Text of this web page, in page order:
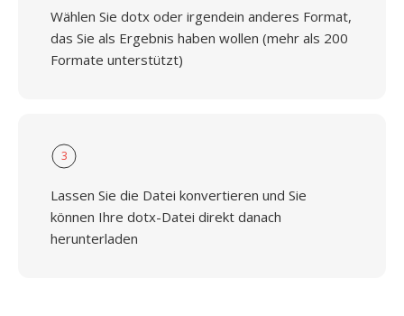
Wählen Sie dotx oder irgendein anderes Format,
das Sie als Ergebnis haben wollen (mehr als 200
Formate unterstützt)
3
Lassen Sie die Datei konvertieren und Sie
können Ihre dotx-Datei direkt danach
herunterladen